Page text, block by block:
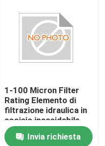
1-100 Micron Filter
Rating Elemento di
filtrazione idraulica in
acciaio inossidabile
per filtrazione a
carico pesante
Invia richiesta